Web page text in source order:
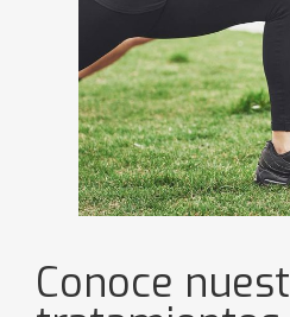
Conoce